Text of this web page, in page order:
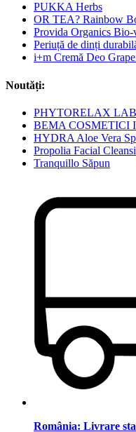
PUKKA Herbs
OR TEA? Rainbow
Provida Organics Bio-
Periuță de dinți
i+m Cremă Deo
Noutăți:
PHYTORELAX
BEMA COSMETICI
HYDRA Aloe Vera
Propolia Facial
Tranquillo Săpun
România: Livrare